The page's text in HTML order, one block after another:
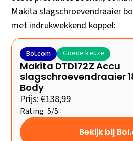
Makita slagschroevendraaier
met indrukwekkend koppel:
Bol.com Goede keuze
Makita DTD172Z Accu
slagschroevendraaier
Body
Prijs: €138,99
Rating: 5/5
Bekijk bij